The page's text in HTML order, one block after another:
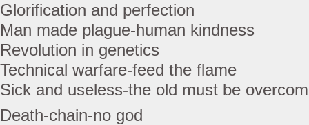
Glorification and perfection
Man made plague-human kindness
Revolution in genetics
Technical warfare-feed the flame
Sick and useless-the old must be
Death-chain-no god